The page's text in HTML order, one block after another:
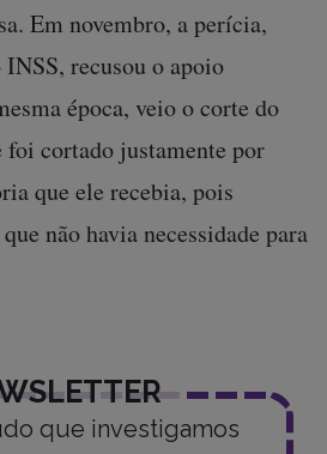
Em novembro, a perícia,
recusou o apoio
época, veio o corte do
cortado justamente por
que ele recebia, pois
não havia necessidade para
que investigamos